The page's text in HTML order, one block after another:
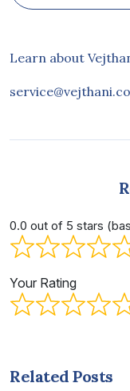
Learn about
0.0 out of 5 stars
Your Rating
Related Posts